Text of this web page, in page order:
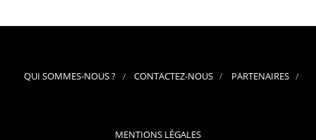
QUI SOMMES-NOUS ? CONTACTEZ-NOUS PARTENAIRES
MENTIONS LÉGALES